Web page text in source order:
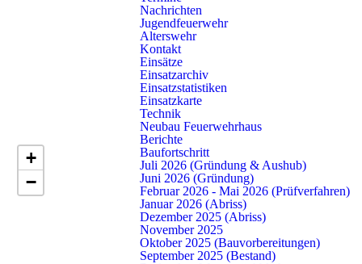
Nachrichten
Jugendfeuerwehr
Alterswehr
Kontakt
Einsätze
Einsatzarchiv
Einsatzstatistiken
Einsatzkarte
Technik
Neubau Feuerwehrhaus
Berichte
Baufortschritt
Juli 2026 (Gründung & Aushub)
Juni 2026 (Gründung)
Februar 2026 - Mai 2026 (Prüfverfahren)
Januar 2026 (Abriss)
Dezember 2025 (Abriss)
November 2025
Oktober 2025 (Bauvorbereitungen)
September 2025 (Bestand)
Die Freiwillige Feuerwehr Schorndorf wurde am Dienstagabend
zu einer Notfalltüröffnung in den Apfelweg alarmiert. Beim
Eintreffen der Einsatzkräfte war die Tür bereits geöffnet. Somit war
kein Eingreifen der Feuerwehr notwendig.
E
+
−